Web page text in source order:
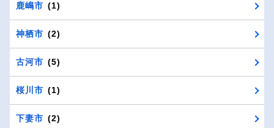
鹿嶋市 (1)
神栖市 (2)
古河市 (5)
桜川市 (1)
下妻市 (2)